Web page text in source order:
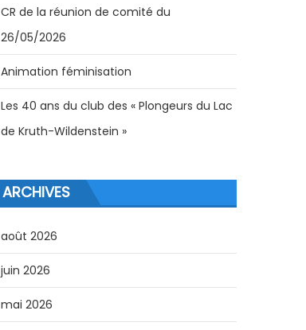
CR de la réunion de comité du
26/05/2026
Animation féminisation
Les 40 ans du club des « Plongeurs du Lac
de Kruth-Wildenstein »
ARCHIVES
août 2026
juin 2026
mai 2026